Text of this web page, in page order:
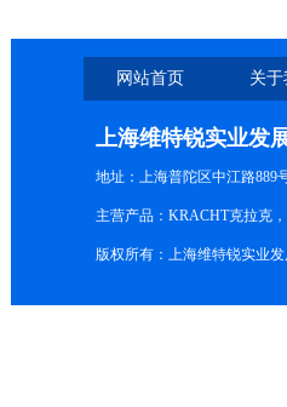
网站首页 关
上海维特锐实业发
地址：上海普陀区中江路889
主营产品：KRACHT克拉克
版权所有：上海维特锐实业